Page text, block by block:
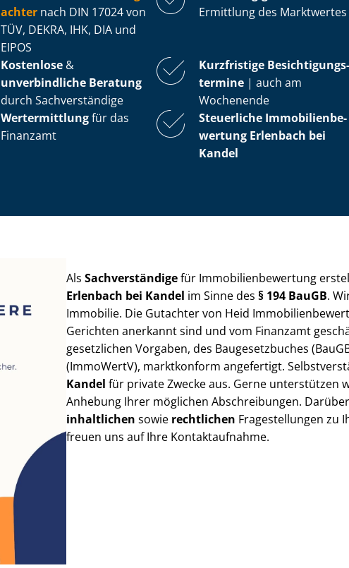
ach­ter nach DIN 17024 von
TÜV, DEKRA, IHK, DIA und
EIPOS
Ermittlung des Marktwertes
Kostenlose &
unverbindliche Beratung
durch Sachverständige
Kurzfristige Be­sich­ti­gungs­
ter­mi­ne | auch am
Wochenende
Wertermittlungfür das
Finanzamt
Steuerliche Im­mo­bi­li­en­be­
wer­tung Erlenbach bei
Kandel
AlsSachverständigefür Im­mo­bi­li­en­be­wer­tung
Erlenbach bei Kandel im Sinne des§ 194 BauGB.
Immobilie. Die Gutachter von Heid
Gerichten anerkannt sind und vom Finanzamt
gesetzlichen Vorgaben, des Baugesetzbuches
(ImmoWertV), marktkonform angefertigt.
Kandel für private Zwecke aus. Gerne unterstützen
Anhebung Ihrer möglichen Abschreibungen.
inhaltlichen sowie rechtlichen Fragestellungen zu
freuen uns auf Ihre Kontaktaufnahme.